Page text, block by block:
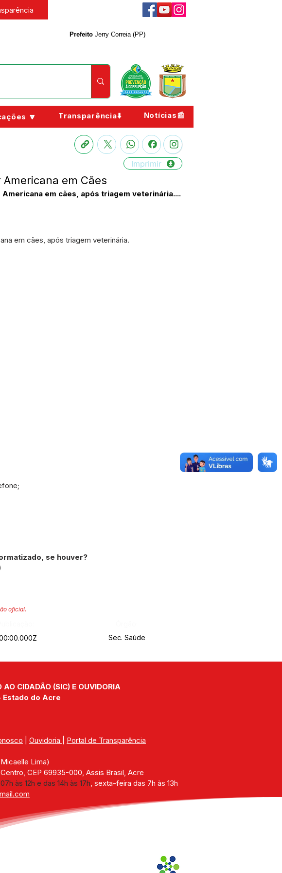
Prefeito Jerry Correia (PP)
🔽 Transparência⬇️ Notícias📰
Imprimir
em Cães
em cães, após triagem veterinária....
em cães, após triagem veterinária.
se houver?
oficial.
Sec. Saúde
CIDADÃO (SIC) E OUVIDORIA
do Acre
Ouvidoria Portal de Transparência
Lima)
CEP 69935-000, Assis Brasil, Acre
07h às 12h e das 14h às 17h, sexta-feira das 7h às 13h